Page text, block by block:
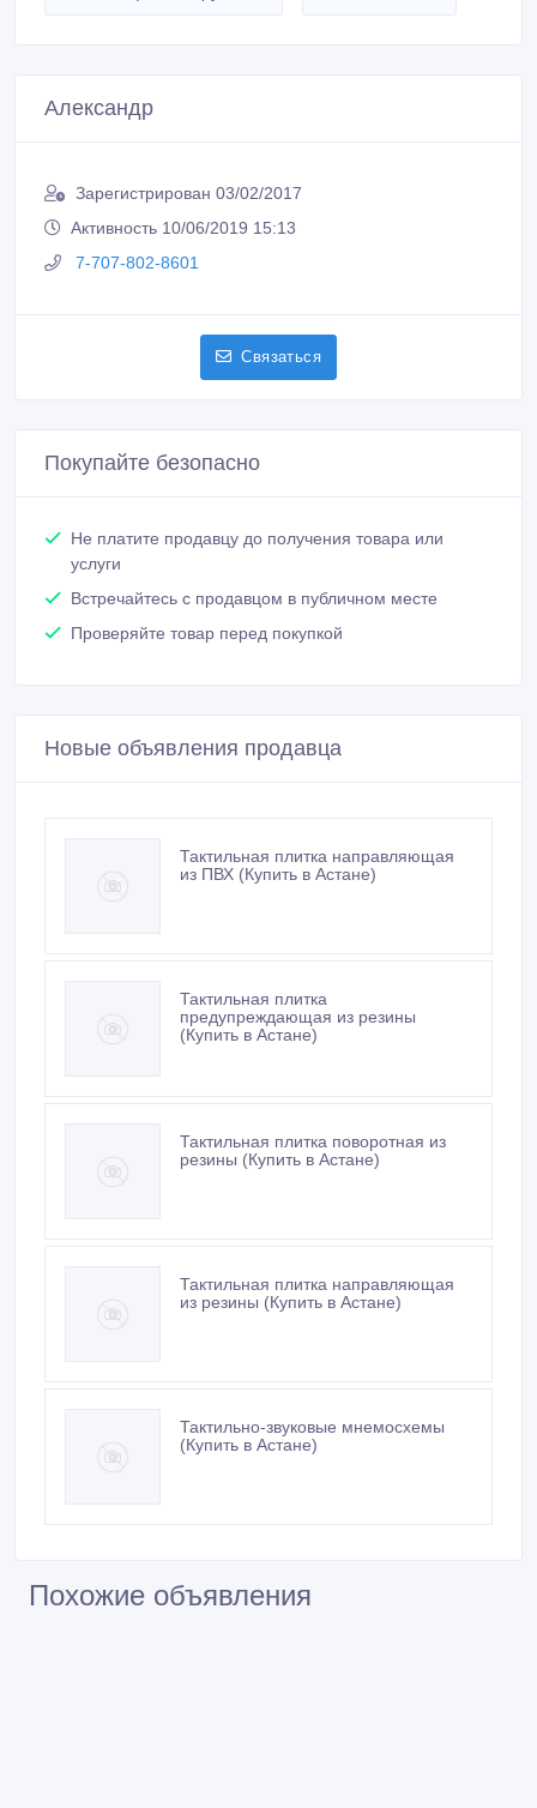
Александр
Зарегистрирован 03/02/2017
Активность 10/06/2019 15:13
7-707-802-8601
Связаться
Покупайте безопасно
Не платите продавцу до получения товара или
услуги
Встречайтесь с продавцом в публичном месте
Проверяйте товар перед покупкой
Новые объявления продавца
Тактильная плитка направляющая
из ПВХ (Купить в Астане)
Тактильная плитка
предупреждающая из резины
(Купить в Астане)
Тактильная плитка поворотная из
резины (Купить в Астане)
Тактильная плитка направляющая
из резины (Купить в Астане)
Тактильно-звуковые мнемосхемы
(Купить в Астане)
Похожие объявления